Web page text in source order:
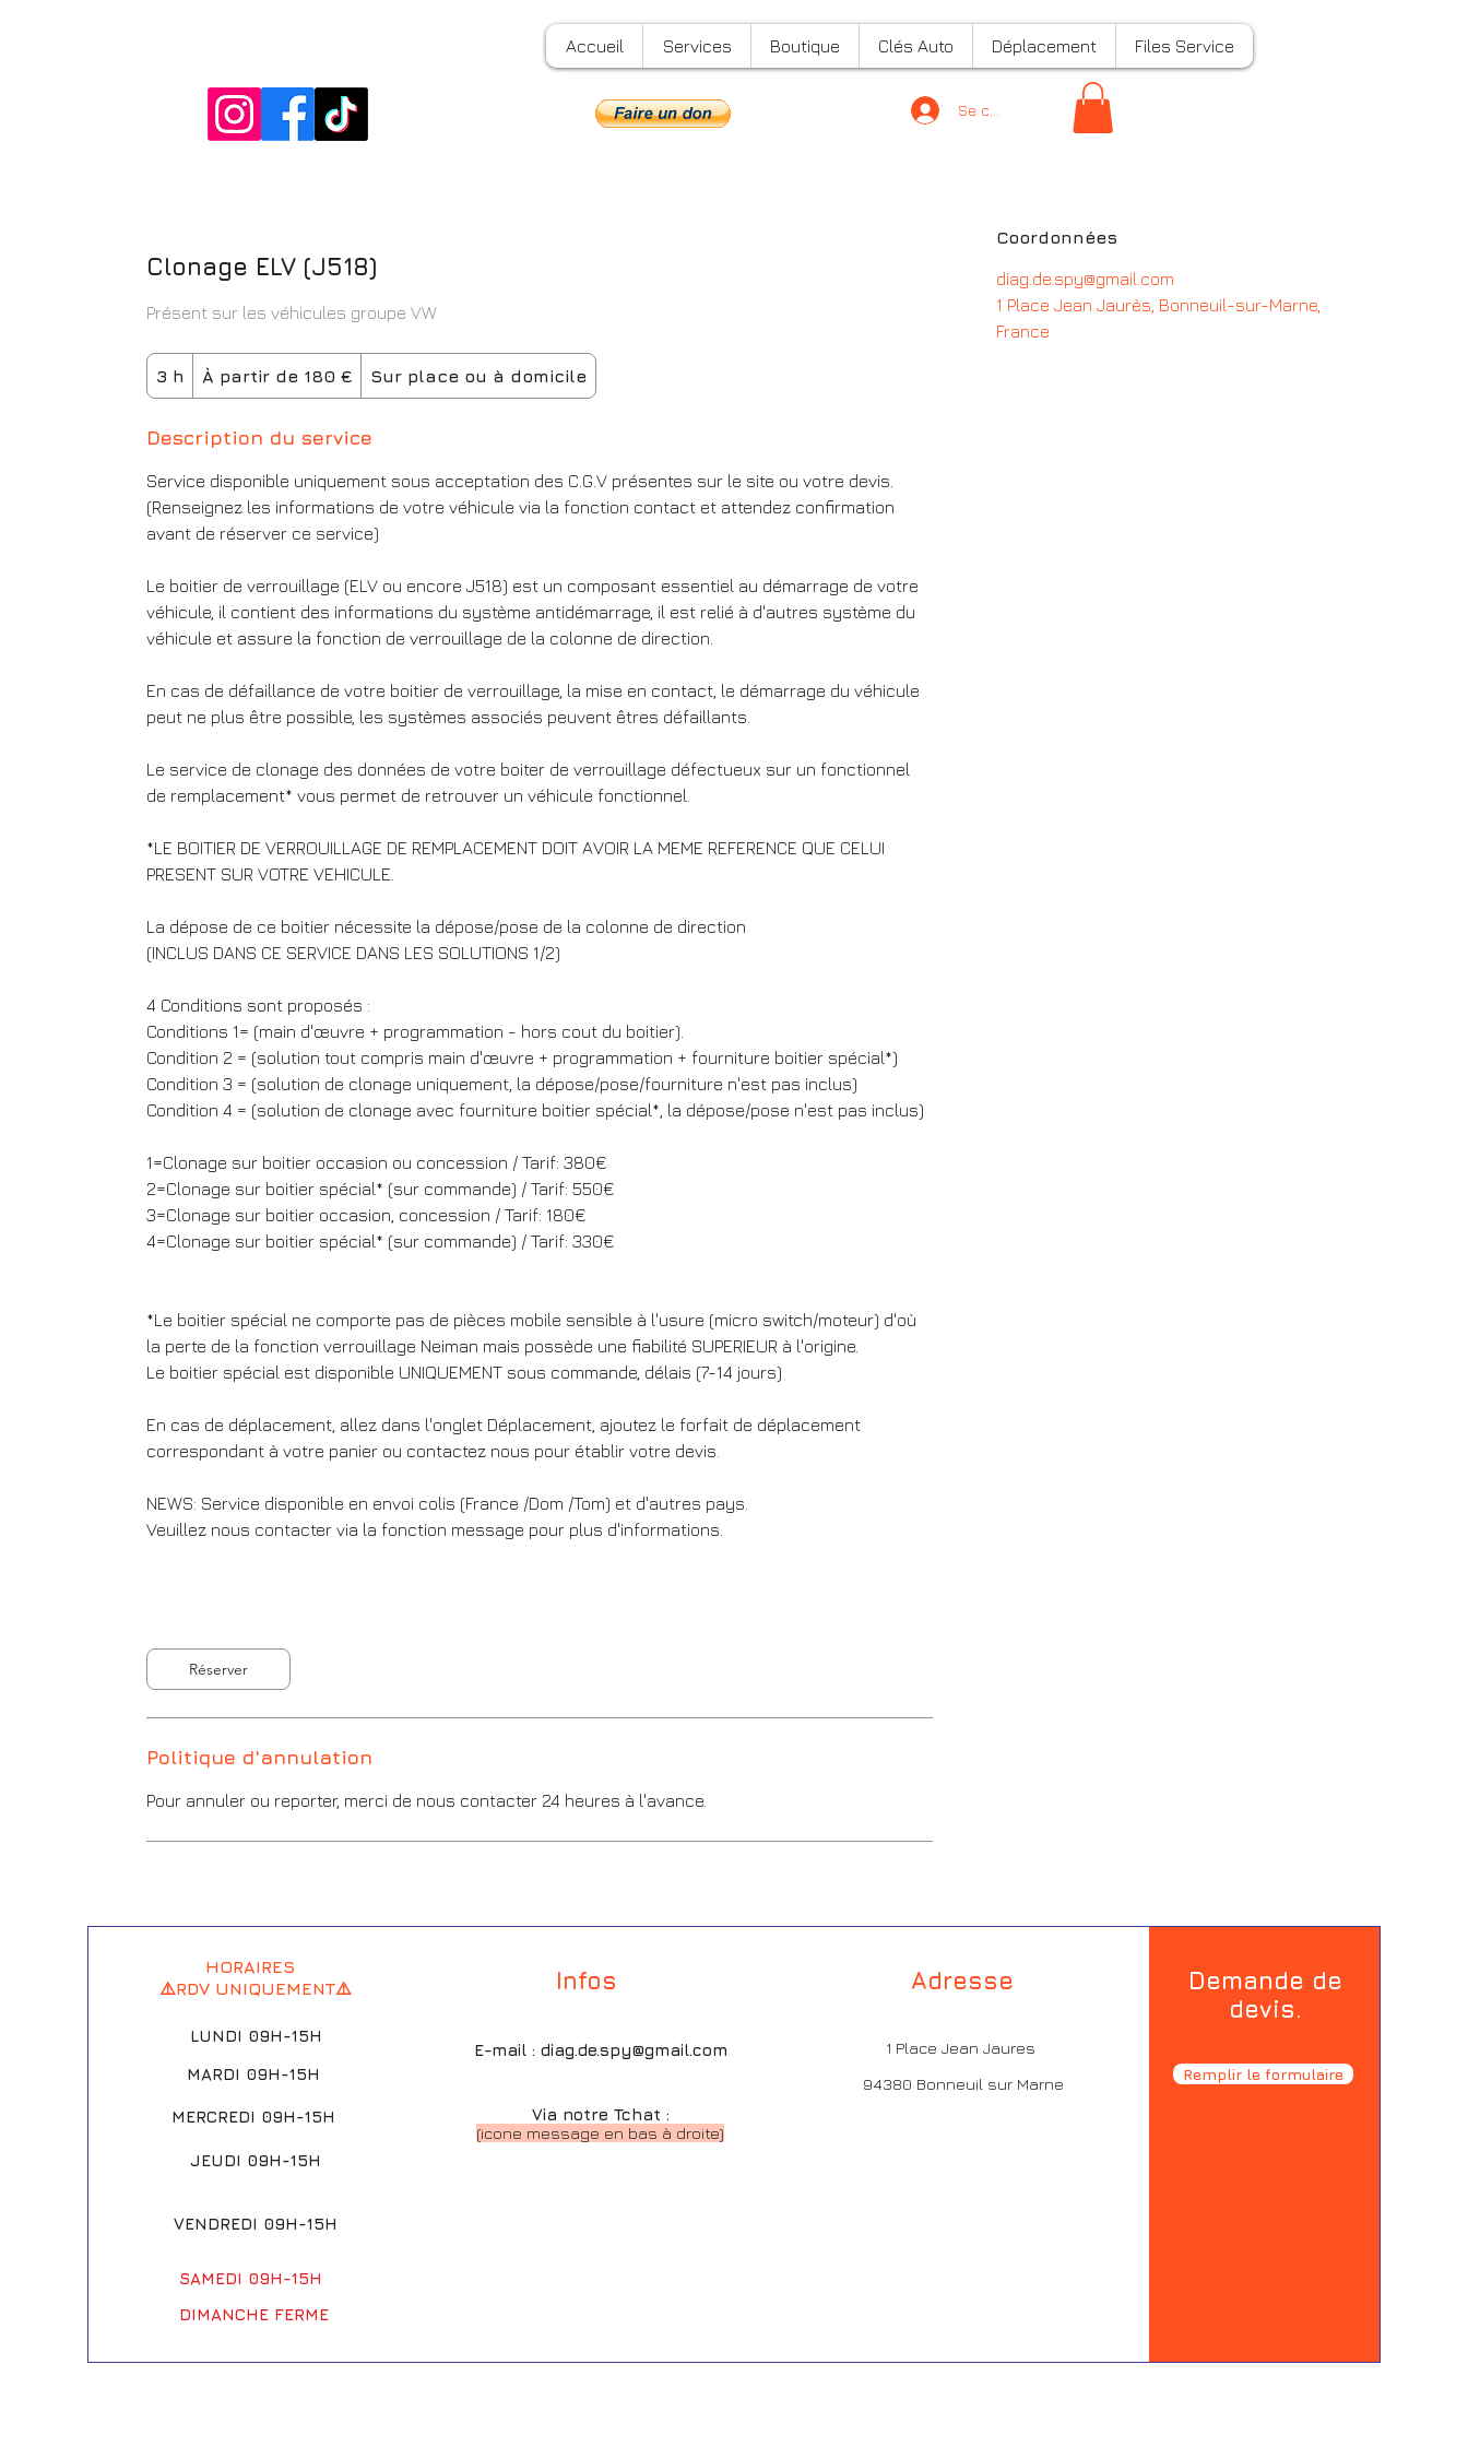
Accueil Services Boutique Clés Auto Déplacement Files Service
Se connecter
Clonage ELV (J518)
Présent sur les véhicules groupe VW
3 h
h
partir
de
180
À partir de 180 € Sur place ou à domicile
Description du service
Service disponible uniquement sous acceptation des C.G.V présentes sur le site ou votre devis.
(Renseignez les informations de votre véhicule via la fonction contact et attendez confirmation
avant de réserver ce service)
Le boitier de verrouillage (ELV ou encore J518) est un composant essentiel au démarrage de votre
véhicule, il contient des informations du système antidémarrage, il est relié à d'autres système du
véhicule et assure la fonction de verrouillage de la colonne de direction.
En cas de défaillance de votre boitier de verrouillage, la mise en contact, le démarrage du véhicule
peut ne plus être possible, les systèmes associés peuvent êtres défaillants.
Le service de clonage des données de votre boiter de verrouillage défectueux sur un fonctionnel
de remplacement* vous permet de retrouver un véhicule fonctionnel.
*LE BOITIER DE VERROUILLAGE DE REMPLACEMENT DOIT AVOIR LA MEME REFERENCE QUE CELUI
PRESENT SUR VOTRE VEHICULE.
La dépose de ce boitier nécessite la dépose/pose de la colonne de direction
(INCLUS DANS CE SERVICE DANS LES SOLUTIONS 1/2)
4 Conditions sont proposés :
Conditions 1= (main d'œuvre + programmation - hors cout du boitier).
Condition 2 = (solution tout compris main d'œuvre + programmation + fourniture boitier spécial*)
Condition 3 = (solution de clonage uniquement, la dépose/pose/fourniture n'est pas inclus)
Condition 4 = (solution de clonage avec fourniture boitier spécial*, la dépose/pose n'est pas inclus)
1=Clonage sur boitier occasion ou concession / Tarif: 380€
2=Clonage sur boitier spécial* (sur commande) / Tarif: 550€
3=Clonage sur boitier occasion, concession / Tarif: 180€
4=Clonage sur boitier spécial* (sur commande) / Tarif: 330€
*Le boitier spécial ne comporte pas de pièces mobile sensible à l'usure (micro switch/moteur) d'où
la perte de la fonction verrouillage Neiman mais possède une fiabilité SUPERIEUR à l'origine.
Le boitier spécial est disponible UNIQUEMENT sous commande, délais (7-14 jours)
En cas de déplacement, allez dans l'onglet Déplacement, ajoutez le forfait de déplacement
correspondant à votre panier ou contactez nous pour établir votre devis.
NEWS: Service disponible en envoi colis (France /Dom /Tom) et d'autres pays.
Veuillez nous contacter via la fonction message pour plus d'informations.
Réserver
Politique d'annulation
Pour annuler ou reporter, merci de nous contacter 24 heures à l'avance.
Coordonnées
diag.de.spy@gmail.com
1 Place Jean Jaurès, Bonneuil-sur-Marne,
France
HORAIRES
⚠️RDV UNIQUEMENT⚠️
LUNDI 09H-15H
MARDI 09H-15H
MERCREDI 09H-15H
JEUDI 09H-15H
VENDREDI 09H-15H
SAMEDI 09H-15H
DIMANCHE FERME
Infos
E-mail : diag.de.spy@gmail.com
Via notre Tchat :
(icone message en bas à droite)
Adresse
1 Place Jean Jaures
94380 Bonneuil sur Marne
Demande de
devis.
Remplir le formulaire